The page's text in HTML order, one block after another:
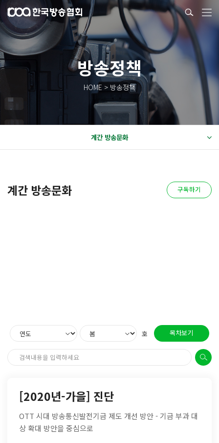
방송정책
HOME > 방송정책
계간 방송문화
계간 방송문화 구독하기
호 목차보기
[2020년-가을] 진단
OTT 시대 방송통신발전기금 제도 개선 방안 - 기금 부과 대
상 확대 방안을 중심으로